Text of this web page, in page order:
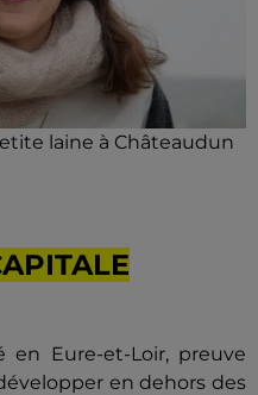
laine à Châteaudun
en Eure-et-Loir, preuve
en dehors des